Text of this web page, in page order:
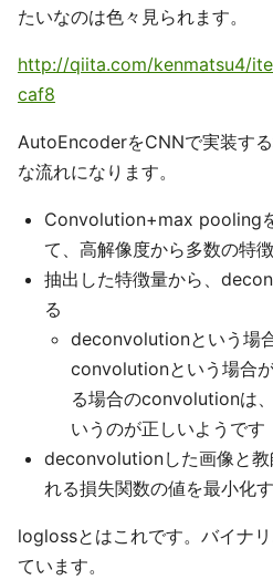
たいなのは色々見られます。
http://qiita.com/kenmatsu4/
caf8
AutoEncoderをCNNで実装す
な流れになります。
Convolution+max pooling
て、高解像度から多数の特
抽出した特徴量から、
る
deconvolutionという場
convolutionという場合
る場合のconvolutionは
いうのが正しいようです
deconvolutionした画像と
れる損失関数の値を最小化
loglossとはこれです。バイナ
ています。